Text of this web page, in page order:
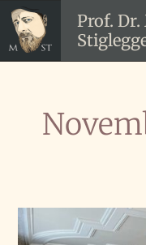
Zum
Inhalt
springen
Prof.